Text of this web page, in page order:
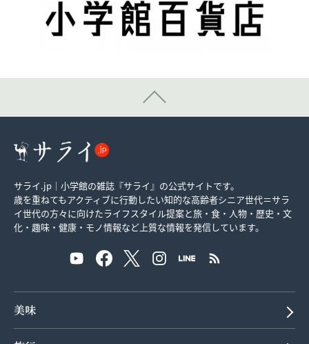
サライ.jp｜小学館の雑誌『サライ』の公式サイトです。
歳を重ねてもアクティブに行動したい知的な高齢者シニア世代＝サラ
イ世代の方々に向けたライフスタイル提案と旅・食・人物・歴史・文
化・趣味・健康・モノ情報など上質な情報を発信しています。
美味